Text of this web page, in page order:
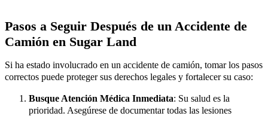
Pasos a Seguir Después de un Accidente de
Camión en Sugar Land
Si ha estado involucrado en un accidente de camión, tomar los pasos
correctos puede proteger sus derechos legales y fortalecer su caso:
Busque Atención Médica Inmediata: Su salud es la
prioridad. Asegúrese de documentar todas las lesiones